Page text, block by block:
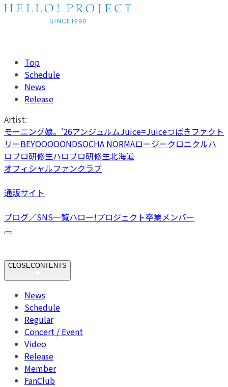
Top
Schedule
News
Release
Artist:
モーニング娘。'26アンジュルムJuice=Juiceつばきファクト
リーBEYOOOOONDSOCHA NORMAロージークロニクルハ
ロプロ研修生ハロプロ研修生北海道
オフィシャルファンクラブ
通販サイト
ブログ／SNS一覧ハロー!プロジェクト卒業メンバー
CLOSECONTENTS
News
Schedule
Regular
Concert / Event
Video
Release
Member
FanClub